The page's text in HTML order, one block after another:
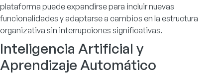
plataforma puede expandirse para incluir nuevas
funcionalidades y adaptarse a cambios en la estructura
organizativa sin interrupciones significativas.
Inteligencia Artificial y
Aprendizaje Automático